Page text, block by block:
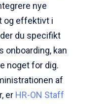
nye
og effektivt i
du specifikt
onboarding, kan
noget for dig.
af
er HR-ON Staff